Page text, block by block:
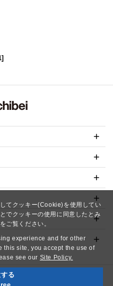
てクッキー(Cookie)を使用してい
でクッキーの使用に同意したとみ
をご覧ください。
experience and for other
this site, you accept the use of
see our Site Policy.
るAll Rights Reserved.